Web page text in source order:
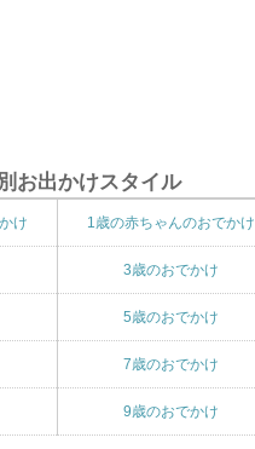
お出かけスタイル
け 1歳の赤ちゃんのおでかけ
3歳のおでかけ
5歳のおでかけ
7歳のおでかけ
9歳のおでかけ